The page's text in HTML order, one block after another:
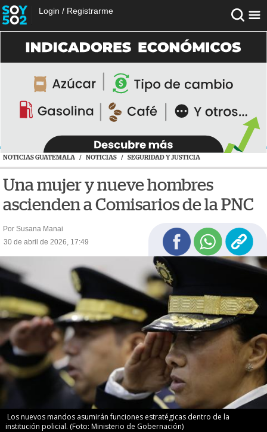
Login / Registrarme
NOTICIAS GUATEMALA / NOTICIAS / SEGURIDAD Y JUSTICIA
Una mujer y nueve hombres
ascienden a Comisarios de la PNC
Por Susana Manai
30 de abril de 2026, 17:49
Los nuevos mandos asumirán funciones estratégicas dentro de la
institución policial. (Foto: Ministerio de Gobernación)